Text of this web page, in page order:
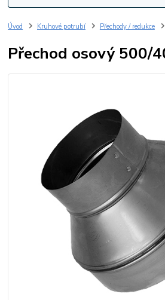
Úvod Kruhové potrubí Přechody / redukce
Přechod osový 500/